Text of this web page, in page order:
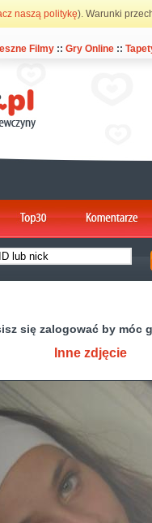
naszą politykę). Warunki
Filmy ::Gry Online ::
się zalogować by móc
Inne zdjęcie